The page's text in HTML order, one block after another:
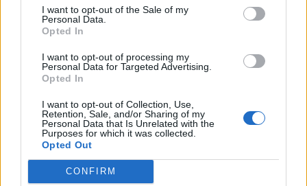
I want to opt-out of the Sale of my
Personal Data.
Opted In
I want to opt-out of processing my
Personal Data for Targeted Advertising.
Opted In
I want to opt-out of Collection, Use,
Retention, Sale, and/or Sharing of my
Personal Data that Is Unrelated with the
Purposes for which it was collected.
Opted Out
CONFIRM
ΝΕΕΣ ΤΕΧΝΟΛΟΓΙΕΣ
Μυτιληναίος: Η εξασφάλιση της εμπορικής
συμφωνίας προμήθειας γαλλίου αποτελεί
ορόσημο για την ευρωπαϊκή μεταλλουργία
και τον εφοδιασμό κρίσιμων πρώτων υλών
30/07/2026 - 08:50